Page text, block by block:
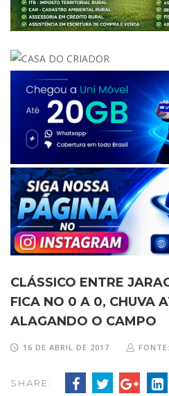
CLÁSSICO ENTRE
FICA NO 0 A 0, CHUVA
ALAGANDO O CAMPO
16 DE ABRIL DE 2017 FONTE:
SHARE: